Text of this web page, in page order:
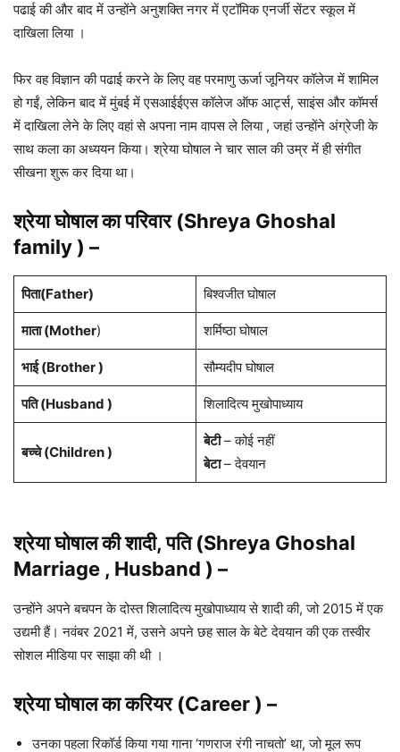
पढाई की और बाद में उन्होंने अनुशक्ति नगर में एटॉमिक एनर्जी सेंटर स्कूल में
दाखिला लिया ।
फिर वह विज्ञान की पढाई करने के लिए वह परमाणु ऊर्जा जूनियर कॉलेज में शामिल
हो गईं, लेकिन बाद में मुंबई में एसआईईएस कॉलेज ऑफ आर्ट्स, साइंस और कॉमर्स
में दाखिला लेने के लिए वहां से अपना नाम वापस ले लिया , जहां उन्होंने अंग्रेजी के
साथ कला का अध्ययन किया। श्रेया घोषाल ने चार साल की उम्र में ही संगीत
सीखना शुरू कर दिया था।
श्रेया घोषाल का परिवार (Shreya Ghoshal
family ) –
पिता(Father) बिश्वजीत घोषाल
माता (Mother) शर्मिष्ठा घोषाल
भाई (Brother ) सौम्यदीप घोषाल
पति (Husband ) शिलादित्य मुखोपाध्याय
बच्चे (Children )
बेटी– कोई नहीं
बेटा– देवयान
श्रेया घोषाल की शादी, पति (Shreya Ghoshal
Marriage , Husband ) –
उन्होंने अपने बचपन के दोस्त शिलादित्य मुखोपाध्याय से शादी की, जो 2015 में एक
उद्यमी हैं। नवंबर 2021 में, उसने अपने छह साल के बेटे देवयान की एक तस्वीर
सोशल मीडिया पर साझा की थी ।
श्रेया घोषाल का करियर (Career ) –
उनका पहला रिकॉर्ड किया गया गाना ‘गणराज रंगी नाचतो’ था, जो मूल रूप